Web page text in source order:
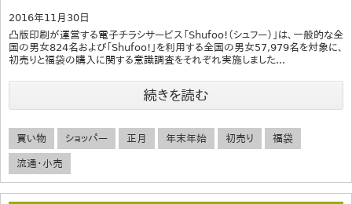
2016年11月30日
凸版印刷が運営する電子チラシサービス「Shufoo!（シュフー）」は、一般的な全
国の男女824名および「Shufoo!」を利用する全国の男女57,979名を対象に、
初売りと福袋の購入に関する意識調査をそれぞれ実施しました...
続きを読む
買い物 ショッパー 正月 年末年始 初売り 福袋
流通・小売